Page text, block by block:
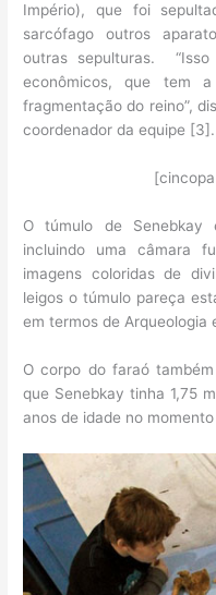
Império), que foi
sarcófago outros
outras sepulturas.
econômicos, que tem
fragmentação do reino”,
coordenador da equipe [3].
O túmulo de Senebkay
incluindo uma câmara
imagens coloridas de
leigos o túmulo pareça
em termos de Arqueologia
O corpo do faraó
que Senebkay tinha 1,75
anos de idade no